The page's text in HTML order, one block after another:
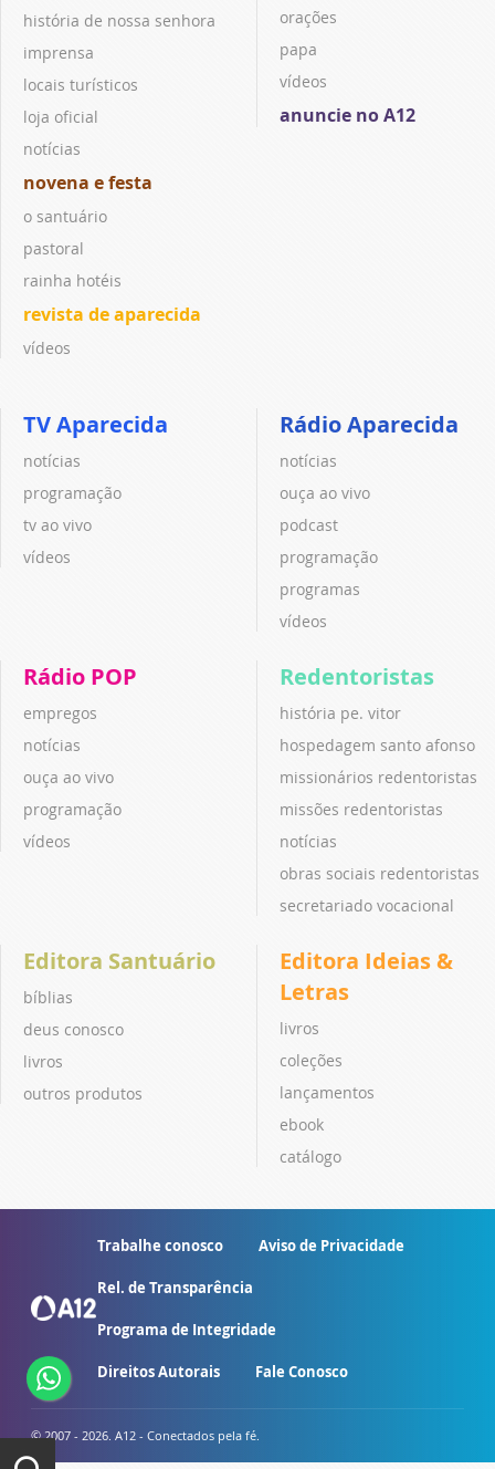
história de nossa senhora
imprensa
locais turísticos
loja oficial
notícias
novena e festa
o santuário
pastoral
rainha hotéis
revista de aparecida
vídeos
orações
papa
vídeos
anuncie no A12
TV Aparecida
notícias
programação
tv ao vivo
vídeos
Rádio Aparecida
notícias
ouça ao vivo
podcast
programação
programas
vídeos
Rádio POP
empregos
notícias
ouça ao vivo
programação
vídeos
Redentoristas
história pe. vitor
hospedagem santo afonso
missionários redentoristas
missões redentoristas
notícias
obras sociais redentoristas
secretariado vocacional
Editora Santuário
bíblias
deus conosco
livros
outros produtos
Editora Ideias &
Letras
livros
coleções
lançamentos
ebook
catálogo
Trabalhe conosco Aviso de Privacidade
Rel. de Transparência
Programa de Integridade
Direitos Autorais Fale Conosco
© 2007 - 2026. A12 - Conectados pela fé.